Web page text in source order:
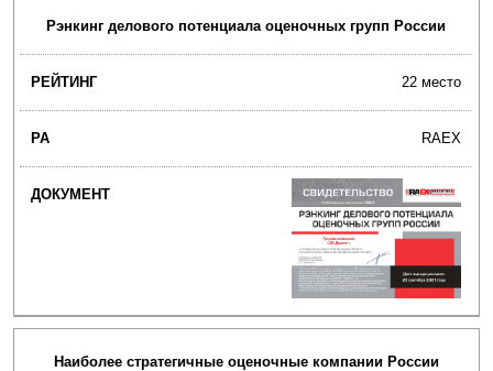
Рэнкинг делового потенциала оценочных групп России
22 место
RAEX
Наиболее стратегичные оценочные компании России